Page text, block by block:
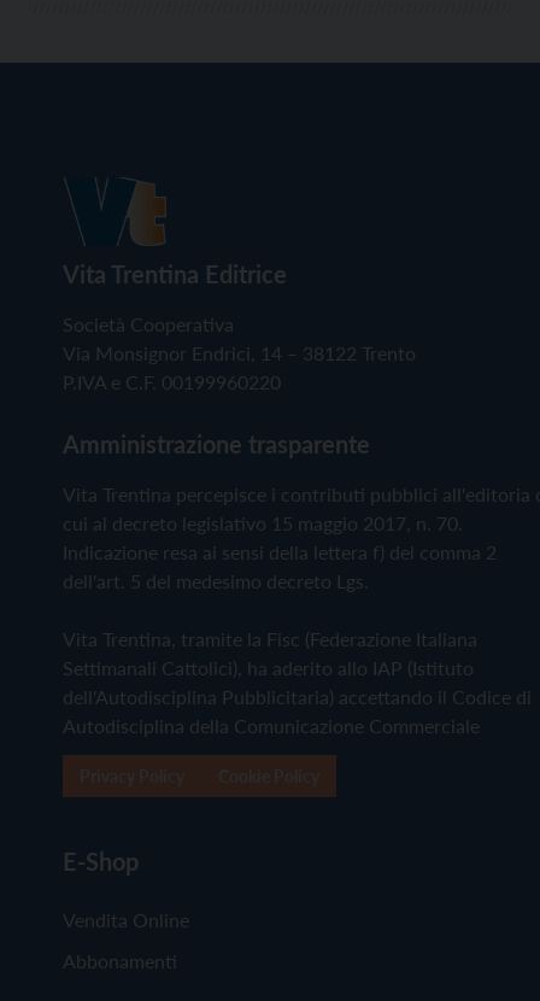
Vita Trentina Editrice
Società Cooperativa
Via Monsignor Endrici, 14 – 38122 Trento
P.IVA e C.F. 00199960220
Amministrazione trasparente
Vita Trentina percepisce i contributi pubblici all'editoria
cui al decreto legislativo 15 maggio 2017, n. 70.
Indicazione resa ai sensi della lettera f) del comma 2
dell'art. 5 del medesimo decreto Lgs.
Vita Trentina, tramite la Fisc (Federazione Italiana
Settimanali Cattolici), ha aderito allo IAP (Istituto
dell'Autodisciplina Pubblicitaria) accettando il Codice di
Autodisciplina della Comunicazione Commerciale
E-Shop
Vendita Online
Abbonamenti